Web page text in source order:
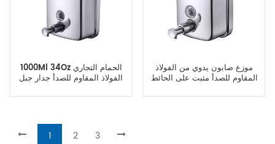
1000Ml 34Oz الحمام التجاري
الفولاذ المقاوم للصدأ جدار جبل
موزع صابون يدوي من الفولاذ
المقاوم للصدأ مثبت على الحائط
1 2 3